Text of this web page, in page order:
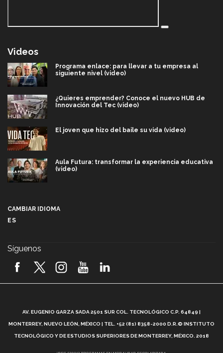
Videos
Programa enlace: para llevar a tu empresa al
siguiente nivel (video)
¿Quieres emprender? Conoce el nuevo HUB de
Innovación del Tec (video)
El joven que hizo del baile su vida (video)
Aula Futura: transformar la experiencia educativa
(video)
2026! (video)
¿Cómo es el Modelo Educativo Tec? (video)
CAMBIAR IDIOMA
ES
Síguenos
AV. EUGENIO GARZA SADA 2501 SUR COL. TECNOLÓGICO C.P. 64849 |
MONTERREY, NUEVO LEÓN, MÉXICO | TEL. +52 (81) 8358-2000 D.R.© INSTITUTO
TECNOLÓGICO Y DE ESTUDIOS SUPERIORES DE MONTERREY, MÉXICO. 2018